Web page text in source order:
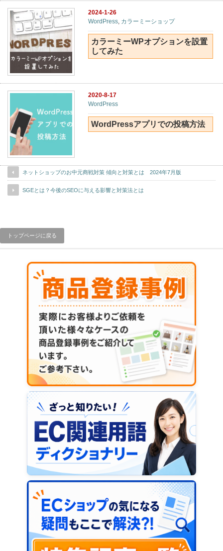
2024-1-26
WordPress, カラーミーショップ
カラーミーWPオプションを設置
してみた
2020-8-17
WordPress
WordPressアプリでの投稿方法
ネットショップのお中元商戦対策 傾向と対策とは 2024年7月版
SGEとは？今後のSEOに与える影響と対策法とは
トップページに戻る